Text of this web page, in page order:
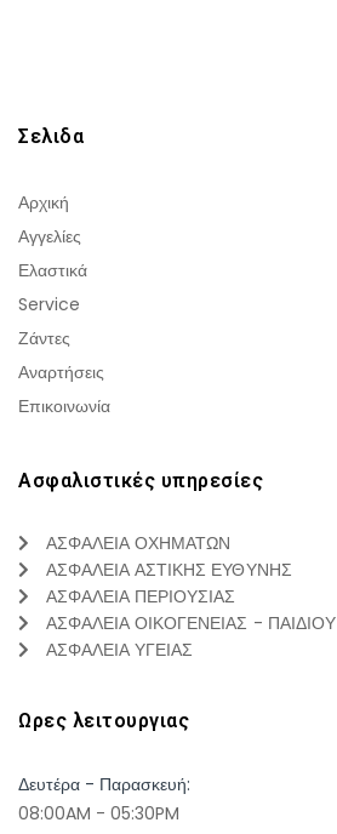
Σελιδα
Αρχική
Αγγελίες
Ελαστικά
Service
Ζάντες
Αναρτήσεις
Επικοινωνία
Ασφαλιστικές υπηρεσίες
ΑΣΦΑΛΕΙΑ ΟΧΗΜΑΤΩΝ
ΑΣΦΑΛΕΙΑ ΑΣΤΙΚΗΣ ΕΥΘΥΝΗΣ
ΑΣΦΑΛΕΙΑ ΠΕΡΙΟΥΣΙΑΣ
ΑΣΦΑΛΕΙΑ ΟΙΚΟΓΕΝΕΙΑΣ - ΠΑΙΔΙΟΥ
ΑΣΦΑΛΕΙΑ ΥΓΕΙΑΣ
Ωρες λειτουργιας
Δευτέρα - Παρασκευή:
08:00AM - 05:30PM